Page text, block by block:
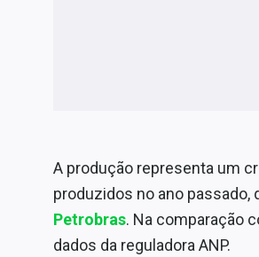
A produção representa um
produzidos no ano passado,
Petrobras. Na comparação
dados da reguladora ANP.